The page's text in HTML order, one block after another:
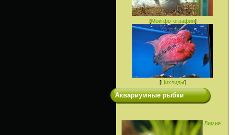
[Мои фотографии]
[Цихлиды]
Аквариумные рыбки
Лимия